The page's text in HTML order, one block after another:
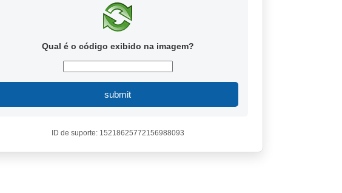
Qual é o código exibido na imagem?
submit
ID de suporte: 15218625772156988093